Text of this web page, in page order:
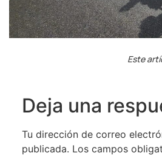
Este
Deja una
Tu dirección de correo
publicada. Los campos